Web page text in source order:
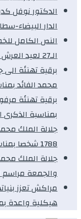
الدار البيضاء-
النص الكامل
الـ27 لعيد العرش المجيد
برقية تهنئة
محمد الفائد
برقية تهنئة
بمناسبة
جلالة الملك
1788 شخصا بمناسبة عيد العرش المجيد
جلالة الملك
والجمعة مراسم
مراكش تعزز
هيكلية واعدة